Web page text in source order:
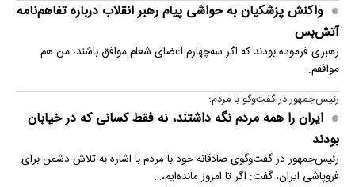
واکنش پزشکیان به حواشی پیام رهبر انقلاب درباره تفاهم‌نامه
آتش‌بس
رهبری فرموده بودند که اگر سه‌چهارم اعضای شعام موافق باشند، من هم
موافقم.
رئیس‌جمهور در گفت‌وگو با مردم؛
ایران را همه مردم نگه داشتند، نه فقط کسانی که در خیابان
بودند
رئیس‌جمهور در گفت‌وگوی صادقانه خود با مردم با اشاره به تلاش دشمن برای
فروپاشی ایران، گفت: اگر تا امروز مانده‌ایم،…